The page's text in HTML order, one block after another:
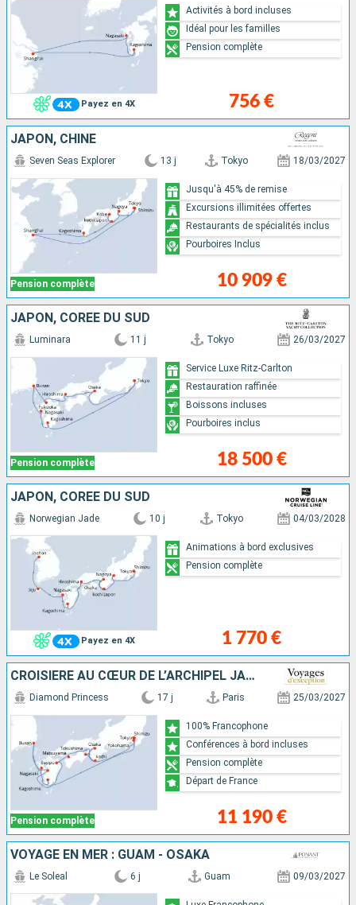
Payez en 4X 756 €
Activités à bord incluses
Idéal pour les familles
Pension complète
JAPON, CHINE
Pension complète
Seven Seas Explorer 13 j Tokyo 18/03/2027
10 909 €
Jusqu'à 45% de remise
Excursions illimitées offertes
Restaurants de spécialités inclus
Pourboires Inclus
JAPON, CORÉE DU SUD
Pension complète
Luminara 11 j Tokyo 26/03/2027
18 500 €
Service Luxe Ritz-Carlton
Restauration raffinée
Boissons incluses
Pourboires inclus
JAPON, CORÉE DU SUD
Payez en 4X
Norwegian Jade 10 j Tokyo 04/03/2028
1 770 €
Animations à bord exclusives
Pension complète
CROISIÈRE AU CŒUR DE L’ARCHIPEL JAPONAIS ENTRE TRADITIONS ET MODERNITÉ
Pension complète
Diamond Princess 17 j Paris 25/03/2027
11 190 €
100% Francophone
Conférences à bord incluses
Pension complète
Départ de France
VOYAGE EN MER : GUAM - OSAKA
Le Soleal 6 j Guam 09/03/2027